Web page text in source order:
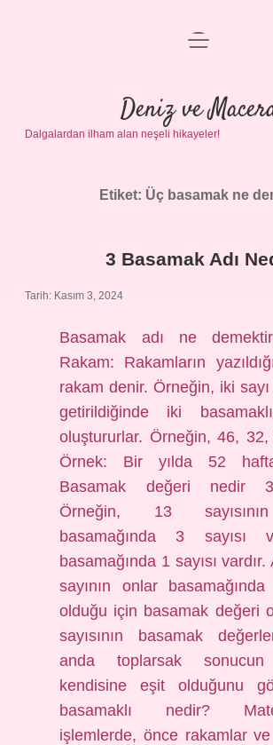
Anasayfa
Gizlilik Politikası
Yasal Uyarı
menüyü
Deniz ve
Dalgalardan ilham alan neşeli hikayeler!
Etiket: Üç basamak ne
3 Basamak Adı
Tarih: Kasım 3, 2024
Basamak adı ne
Rakam: Rakamların
rakam denir. Örneğin, iki
getirildiğinde iki
oluştururlar. Örneğin, 46,
Örnek: Bir yılda 52
Basamak değeri nedir
Örneğin, 13
basamağında 3 sayısı
basamağında 1 sayısı
sayının onlar basamağında
olduğu için basamak değeri
sayısının basamak
anda toplarsak sonucun
kendisine eşit olduğunu
basamaklı nedir?
işlemlerde, önce rakamlar